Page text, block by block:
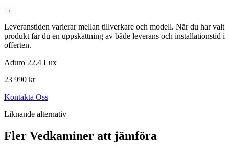
→
Leveranstiden varierar mellan tillverkare och modell. När du har valt
produkt får du en uppskattning av både leverans och installationstid i
offerten.
Aduro 22.4 Lux
23 990 kr
Kontakta Oss
Liknande alternativ
Fler Vedkaminer att jämföra